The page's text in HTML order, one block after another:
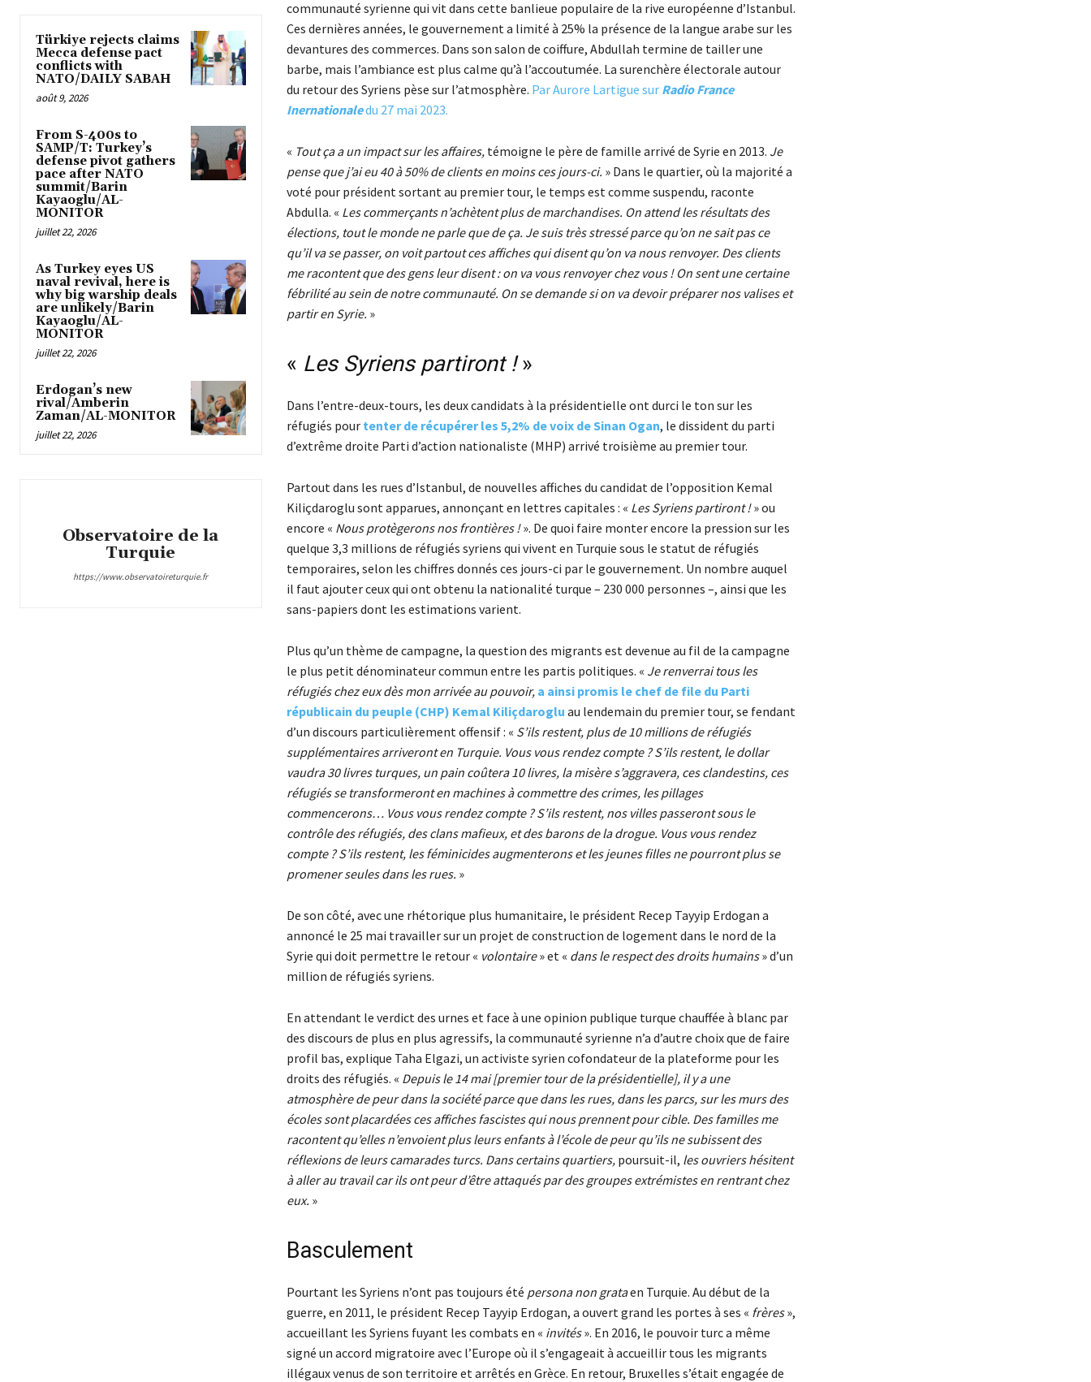
Türkiye rejects claims
Mecca defense pact
conflicts with
NATO/DAILY SABAH
août 9, 2026
From S-400s to
SAMP/T: Turkey’s
defense pivot gathers
pace after NATO
summit/Barin
Kayaoglu/AL-
MONITOR
juillet 22, 2026
As Turkey eyes US
naval revival, here is
why big warship deals
are unlikely/Barin
Kayaoglu/AL-
MONITOR
juillet 22, 2026
Erdogan’s new
rival/Amberin
Zaman/AL-MONITOR
juillet 22, 2026
Observatoire de la
Turquie
https://www.observatoireturquie.fr
communauté syrienne qui vit dans cette banlieue populaire de la rive européenne d’Istanbul.
Ces dernières années, le gouvernement a limité à 25% la présence de la langue arabe sur les
devantures des commerces. Dans son salon de coiffure, Abdullah termine de tailler une
barbe, mais l’ambiance est plus calme qu’à l’accoutumée. La surenchère électorale autour
du retour des Syriens pèse sur l’atmosphère. Par Aurore Lartigue sur Radio France
Inernationaledu 27 mai 2023.
« Tout ça a un impact sur les affaires, témoigne le père de famille arrivé de Syrie en 2013. Je
pense que j’ai eu 40 à 50% de clients en moins ces jours-ci. » Dans le quartier, où la majorité a
voté pour président sortant au premier tour, le temps est comme suspendu, raconte
Abdulla. « Les commerçants n’achètent plus de marchandises. On attend les résultats des
élections, tout le monde ne parle que de ça. Je suis très stressé parce qu’on ne sait pas ce
qu’il va se passer, on voit partout ces affiches qui disent qu’on va nous renvoyer. Des clients
me racontent que des gens leur disent : on va vous renvoyer chez vous ! On sent une certaine
fébrilité au sein de notre communauté. On se demande si on va devoir préparer nos valises et
partir en Syrie. »
« Les Syriens partiront !»
Dans l’entre-deux-tours, les deux candidats à la présidentielle ont durci le ton sur les
réfugiés pour tenter de récupérer les 5,2% de voix de Sinan Ogan, le dissident du parti
d’extrême droite Parti d’action nationaliste (MHP) arrivé troisième au premier tour.
Partout dans les rues d’Istanbul, de nouvelles affiches du candidat de l’opposition Kemal
Kiliçdaroglu sont apparues, annonçant en lettres capitales : « Les Syriens partiront !» ou
encore « Nous protègerons nos frontières !». De quoi faire monter encore la pression sur les
quelque 3,3 millions de réfugiés syriens qui vivent en Turquie sous le statut de réfugiés
temporaires, selon les chiffres donnés ces jours-ci par le gouvernement. Un nombre auquel
il faut ajouter ceux qui ont obtenu la nationalité turque – 230 000 personnes –, ainsi que les
sans-papiers dont les estimations varient.
Plus qu’un thème de campagne, la question des migrants est devenue au fil de la campagne
le plus petit dénominateur commun entre les partis politiques. « Je renverrai tous les
réfugiés chez eux dès mon arrivée au pouvoir, a ainsi promis le chef de file du Parti
républicain du peuple (CHP) Kemal Kiliçdaroglu au lendemain du premier tour, se fendant
d’un discours particulièrement offensif : « S’ils restent, plus de 10 millions de réfugiés
supplémentaires arriveront en Turquie. Vous vous rendez compte ? S’ils restent, le dollar
vaudra 30 livres turques, un pain coûtera 10 livres, la misère s’aggravera, ces clandestins, ces
réfugiés se transformeront en machines à commettre des crimes, les pillages
commencerons… Vous vous rendez compte ? S’ils restent, nos villes passeront sous le
contrôle des réfugiés, des clans mafieux, et des barons de la drogue. Vous vous rendez
compte ? S’ils restent, les féminicides augmenterons et les jeunes filles ne pourront plus se
promener seules dans les rues. »
De son côté, avec une rhétorique plus humanitaire, le président Recep Tayyip Erdogan a
annoncé le 25 mai travailler sur un projet de construction de logement dans le nord de la
Syrie qui doit permettre le retour « volontaire» et « dans le respect des droits humains» d’un
million de réfugiés syriens.
En attendant le verdict des urnes et face à une opinion publique turque chauffée à blanc par
des discours de plus en plus agressifs, la communauté syrienne n’a d’autre choix que de faire
profil bas, explique Taha Elgazi, un activiste syrien cofondateur de la plateforme pour les
droits des réfugiés. « Depuis le 14 mai [premier tour de la présidentielle], il y a une
atmosphère de peur dans la société parce que dans les rues, dans les parcs, sur les murs des
écoles sont placardées ces affiches fascistes qui nous prennent pour cible. Des familles me
racontent qu’elles n’envoient plus leurs enfants à l’école de peur qu’ils ne subissent des
réflexions de leurs camarades turcs. Dans certains quartiers, poursuit-il, les ouvriers hésitent
à aller au travail car ils ont peur d’être attaqués par des groupes extrémistes en rentrant chez
eux. »
Basculement
Pourtant les Syriens n’ont pas toujours été persona non grataen Turquie. Au début de la
guerre, en 2011, le président Recep Tayyip Erdogan, a ouvert grand les portes à ses « frères»,
accueillant les Syriens fuyant les combats en « invités». En 2016, le pouvoir turc a même
signé un accord migratoire avec l’Europe où il s’engageait à accueillir tous les migrants
illégaux venus de son territoire et arrêtés en Grèce. En retour, Bruxelles s’était engagée de